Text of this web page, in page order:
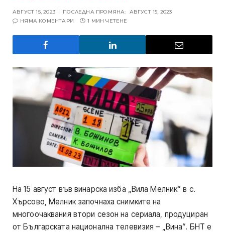
АВГУСТ 15, 2023 ПОСЛЕДНА ПРОМЯНА:
АВГУСТ 15, 2023
НЯМА КОМЕНТАРИ
1 МИН ЧЕТЕНЕ
На 15 август във винарска изба „Вила Мелник“ в с.
Хърсово, Мелник започнаха снимките на
многоочаквания втори сезон на сериала, продуциран
от Българската национална телевизия – „Вина“. БНТ е